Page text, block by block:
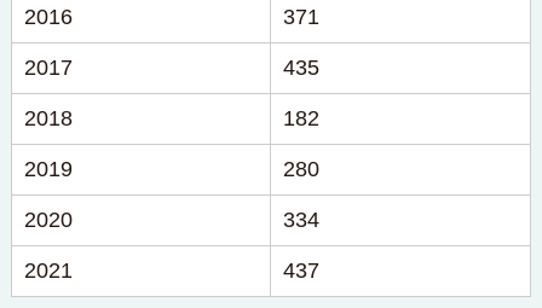
2016 371
2017 435
2018 182
2019 280
2020 334
2021 437